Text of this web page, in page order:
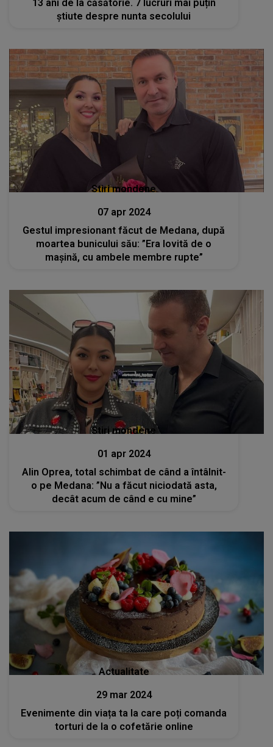
13 ani de la căsătorie. 7 lucruri mai puțin
știute despre nunta secolului
Stiri mondene
07 apr 2024
Gestul impresionant făcut de Medana, după
moartea bunicului său: ”Era lovită de o
mașină, cu ambele membre rupte”
Stiri mondene
01 apr 2024
Alin Oprea, total schimbat de când a întâlnit-
o pe Medana: ”Nu a făcut niciodată asta,
decât acum de când e cu mine”
Actualitate
29 mar 2024
Evenimente din viața ta la care poți comanda
torturi de la o cofetărie online